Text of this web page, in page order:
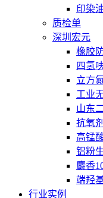
印染
质检单
深圳宏元
橡胶
四氢
立方
工业
山东
抗氧
高锰
铝粉
麝香
端羟
行业实例